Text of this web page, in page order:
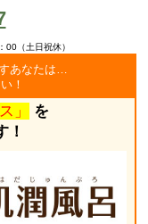
00（土日祝休）
あなたは…
い！
」
を
！